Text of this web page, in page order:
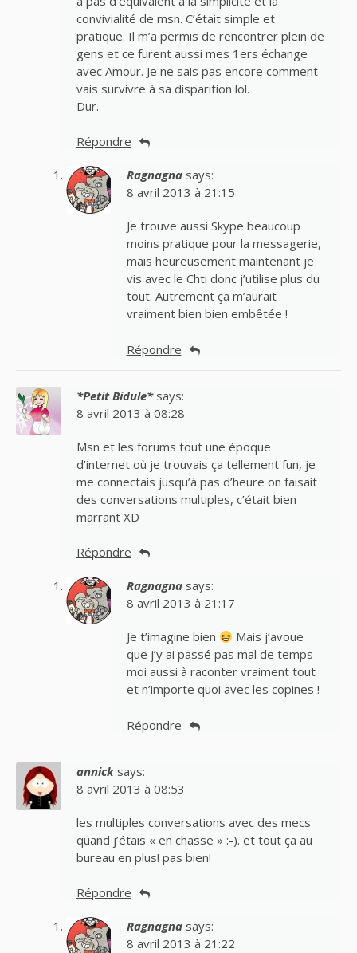
convivialité de msn. C’était simple et
pratique. Il m’a permis de rencontrer plein de
gens et ce furent aussi mes 1ers échange
avec Amour. Je ne sais pas encore comment
vais survivre à sa disparition lol.
Dur.
Répondre
Ragnagna says:
8 avril 2013 à 21:15
Je trouve aussi Skype beaucoup
moins pratique pour la messagerie,
mais heureusement maintenant je
vis avec le Chti donc j’utilise plus du
tout. Autrement ça m’aurait
vraiment bien bien embêtée !
Répondre
*Petit Bidule* says:
8 avril 2013 à 08:28
Msn et les forums tout une époque
d’internet où je trouvais ça tellement fun, je
me connectais jusqu’à pas d’heure on faisait
des conversations multiples, c’était bien
marrant XD
Répondre
Ragnagna says:
8 avril 2013 à 21:17
Je t’imagine bien
Mais j’avoue
que j’y ai passé pas mal de temps
moi aussi à raconter vraiment tout
et n’importe quoi avec les copines !
Répondre
annick says:
8 avril 2013 à 08:53
les multiples conversations avec des mecs
quand j’étais « en chasse » :-). et tout ça au
bureau en plus! pas bien!
Répondre
Ragnagna says:
8 avril 2013 à 21:22